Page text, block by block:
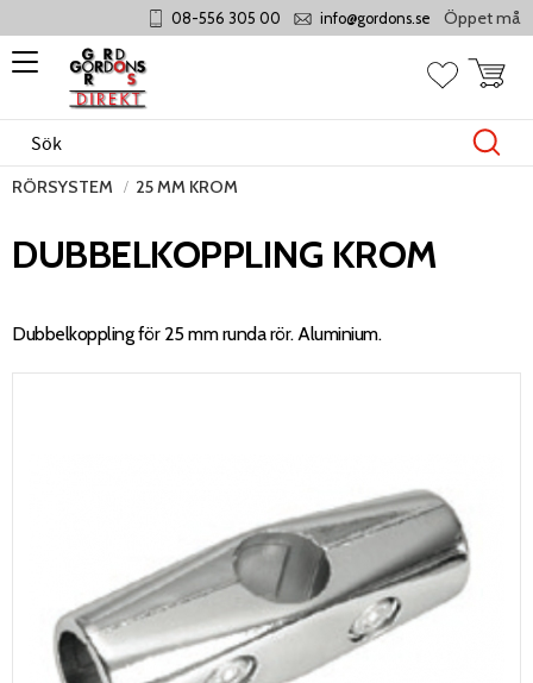
Meny
08-556 305 00 info@gordons.se Öppet måndag
Favoriter
RÖRSYSTEM 25 MM KROM
DUBBELKOPPLING KROM
Dubbelkoppling för 25 mm runda rör. Aluminium.